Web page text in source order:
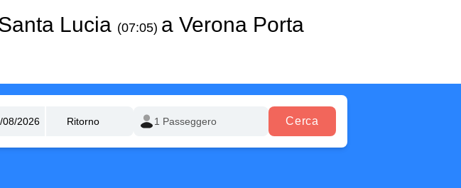
Lucia (07:05) a Verona Porta
Cerca